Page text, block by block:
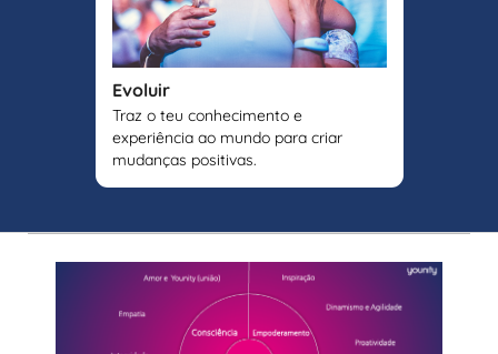
Evoluir
Traz o teu conhecimento e
experiência ao mundo para criar
mudanças positivas.